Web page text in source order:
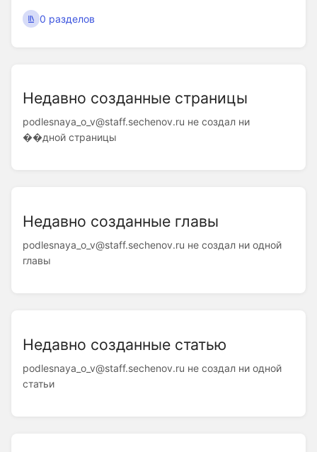
0 разделов
Недавно созданные страницы
podlesnaya_o_v@staff.sechenov.ru не создал ни
��дной страницы
Недавно созданные главы
podlesnaya_o_v@staff.sechenov.ru не создал ни одной
главы
Недавно созданные статью
podlesnaya_o_v@staff.sechenov.ru не создал ни одной
статьи